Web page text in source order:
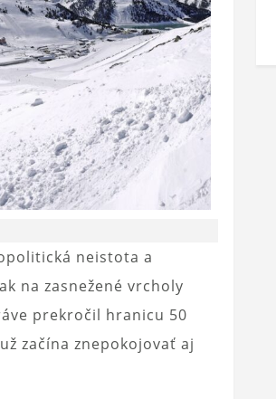
neistota a
na zasnežené vrcholy
prekročil hranicu 50
začína znepokojovať aj